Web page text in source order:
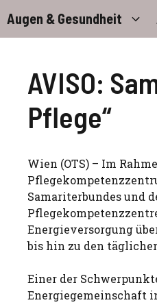
Inhalt
springen
Augen & Gesundheit
AVISO:
Pflege“
Wien (OTS) – Im
Samariterbundes und
Energieversorgung
bis hin zu den
Einer der
Energiegemeinschaft